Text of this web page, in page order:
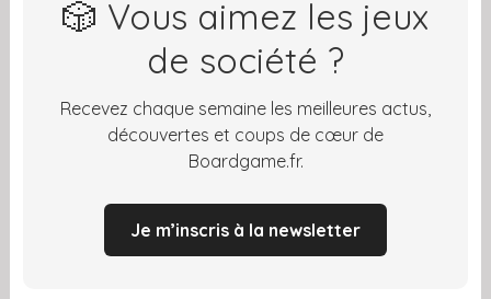
🎲 Vous aimez les jeux
de société ?
Recevez chaque semaine les meilleures actus,
découvertes et coups de cœur de
Boardgame.fr.
Je m’inscris à la newsletter